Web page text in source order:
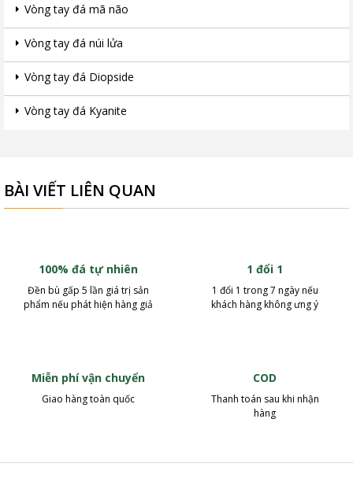
Vòng tay đá mã não
Vòng tay đá núi lửa
Vòng tay đá Diopside
Vòng tay đá Kyanite
BÀI VIẾT LIÊN QUAN
100% đá tự nhiên
Đền bù gấp 5 lần giá trị sản
phẩm nếu phát hiện hàng giả
1 đổi 1
1 đổi 1 trong 7 ngày nếu
khách hàng không ưng ý
Miễn phí vận chuyển
Giao hàng toàn quốc
COD
Thanh toán sau khi nhận
hàng